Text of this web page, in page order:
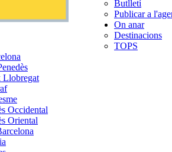
Butlletí
Publicar a
On anar
Destinacions
TOPS
Llobregat
Occidental
Oriental